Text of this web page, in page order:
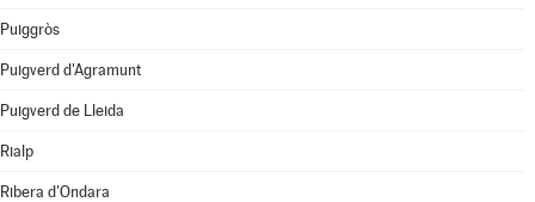
Puiggròs
Puigverd d'Agramunt
Puigverd de Lleida
Rialp
Ribera d'Ondara